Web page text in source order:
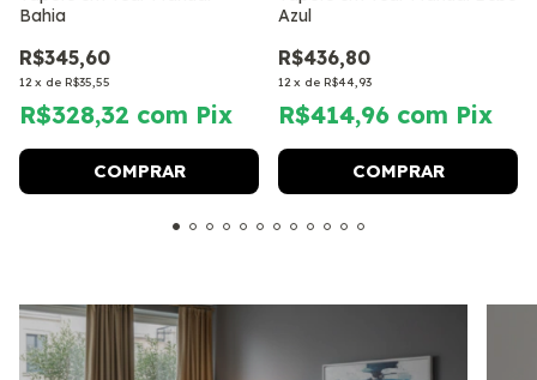
Bahia
R$345,60
12 x de R$35,55
R$328,32 com Pix
COMPRAR
Azul
R$436,80
12 x de R$44,93
R$414,96 com Pix
COMPRAR